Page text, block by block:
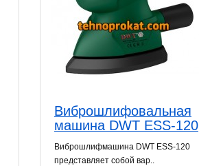
Виброшлифовальная
машина DWT ESS-120
Виброшлифмашина DWT ESS-120
представляет собой вар..